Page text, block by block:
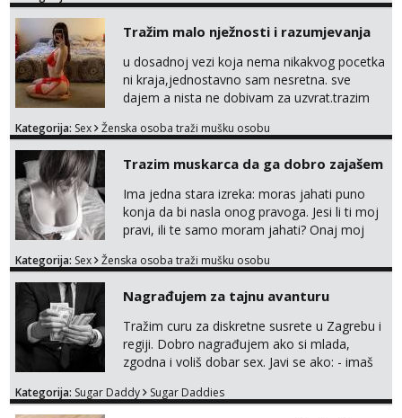
Tražim malo nježnosti i razumjevanja
u dosadnoj vezi koja nema nikakvog pocetka
ni kraja,jednostavno sam nesretna. sve
dajem a nista ne dobivam za uzvrat.trazim
trazim puno samo malo njeznosti i
poljupce po tijelu koji me jako
pale,obozavam kad muskarac preuzme
kontrolu . javi se :) Klikni na link ispod i nadji
me tamo, cekam te!
Kategorija: Sex Ženska osoba traži mušku osobu
Trazim muskarca da ga dobro zajašem
Ima jedna stara izreka: moras jahati puno
konja da bi nasla onog pravoga. Jesi li ti moj
pravi, ili te samo moram jahati? Onaj moj
na sexdater link i javi mi se tamo....
Kategorija: Sex Ženska osoba traži mušku osobu
Nagrađujem za tajnu avanturu
Tražim curu za diskretne susrete u Zagrebu i
regiji. Dobro nagrađujem ako si mlada,
zgodna i voliš dobar sex. Javi se ako: - imaš
kosu - se dobro ljubiš - si fleksibilna s
Kategorija: Sugar Daddy Sugar Daddies